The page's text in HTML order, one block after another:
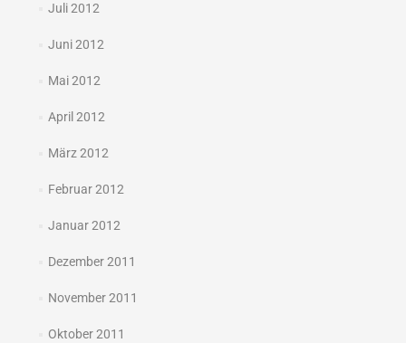
Juli 2012
Juni 2012
Mai 2012
April 2012
März 2012
Februar 2012
Januar 2012
Dezember 2011
November 2011
Oktober 2011